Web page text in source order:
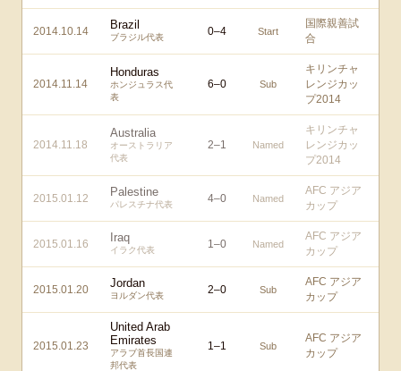
2014.10.14 Brazil
ブラジル代表 0–4 Start
国際親善試
合
2014.11.14
Honduras
ホンジュラス代
表
6–0 Sub
キリンチャ
レンジカッ
プ2014
2014.11.18
Australia
オーストラリア
代表
2–1 Named
キリンチャ
レンジカッ
プ2014
2015.01.12 Palestine
パレスチナ代表 4–0 Named
AFC アジア
カップ
2015.01.16 Iraq
イラク代表 1–0 Named
AFC アジア
カップ
2015.01.20 Jordan
ヨルダン代表 2–0 Sub
AFC アジア
カップ
2015.01.23
United Arab
Emirates
アラブ首長国連
邦代表
1–1 Sub
AFC アジア
カップ